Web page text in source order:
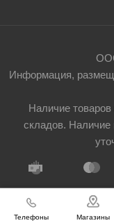
Информация,
Наличие
складов. Наличие
Телефоны Магазины